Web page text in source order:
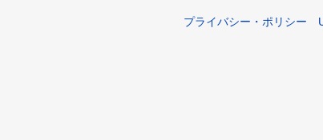
プライバシー・ポリシー